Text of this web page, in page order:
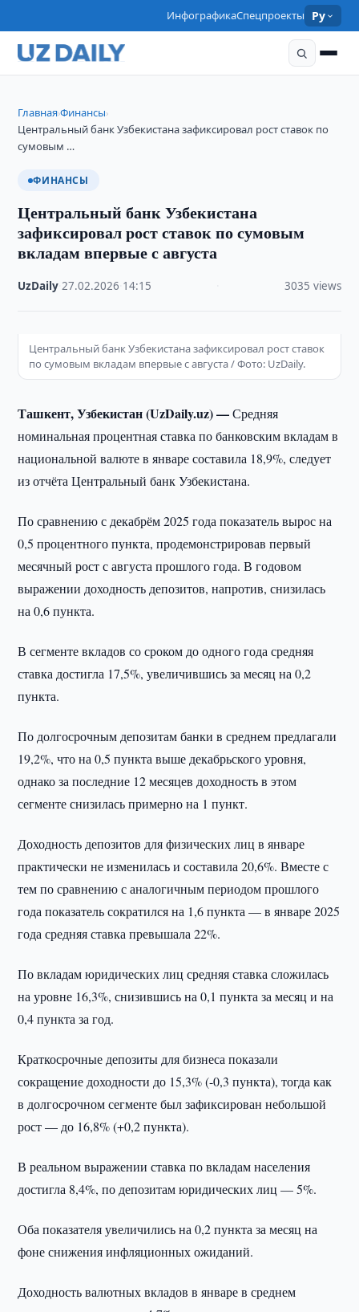
ИнфографикаСпецпроекты Ру
Главная›Финансы›
Центральный банк Узбекистана зафиксировал рост ставок по
сумовым …
ФИНАНСЫ
Центральный банк Узбекистана
зафиксировал рост ставок по сумовым
вкладам впервые с августа
UzDaily ·27.02.2026 14:15 3035 views
Центральный банк Узбекистана зафиксировал рост ставок
по сумовым вкладам впервые с августа / Фото: UzDaily.
Ташкент, Узбекистан (UzDaily.uz) —Средняя
номинальная процентная ставка по банковским вкладам в
национальной валюте в январе составила 18,9%, следует
из отчёта Центральный банк Узбекистана.
По сравнению с декабрём 2025 года показатель вырос на
0,5 процентного пункта, продемонстрировав первый
месячный рост с августа прошлого года. В годовом
выражении доходность депозитов, напротив, снизилась
на 0,6 пункта.
В сегменте вкладов со сроком до одного года средняя
ставка достигла 17,5%, увеличившись за месяц на 0,2
пункта.
По долгосрочным депозитам банки в среднем предлагали
19,2%, что на 0,5 пункта выше декабрьского уровня,
однако за последние 12 месяцев доходность в этом
сегменте снизилась примерно на 1 пункт.
Доходность депозитов для физических лиц в январе
практически не изменилась и составила 20,6%. Вместе с
тем по сравнению с аналогичным периодом прошлого
года показатель сократился на 1,6 пункта — в январе 2025
года средняя ставка превышала 22%.
По вкладам юридических лиц средняя ставка сложилась
на уровне 16,3%, снизившись на 0,1 пункта за месяц и на
0,4 пункта за год.
Краткосрочные депозиты для бизнеса показали
сокращение доходности до 15,3% (-0,3 пункта), тогда как
в долгосрочном сегменте был зафиксирован небольшой
рост — до 16,8% (+0,2 пункта).
В реальном выражении ставка по вкладам населения
достигла 8,4%, по депозитам юридических лиц — 5%.
Оба показателя увеличились на 0,2 пункта за месяц на
фоне снижения инфляционных ожиданий.
Доходность валютных вкладов в январе в среднем